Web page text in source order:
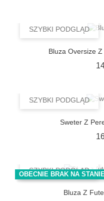
SZYBKI PODGLĄD
Bluza Oversize
SZYBKI PODGLĄD
Sweter Z
SZYBKI PODGLĄD
OBECNIE BRAK NA STANIE
Bluza Z